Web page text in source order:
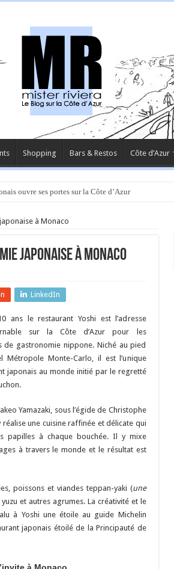
Shopping Bars & Restos Côte d’Azur
pour un voyage culinaire unique
à Monaco
japonaise à Monaco
LinkedIn
ans le restaurant Yoshi est l’adresse
sur la Côte d’Azur pour les
de gastronomie nippone. Niché au pied
Métropole Monte-Carlo, il est l’unique
japonais au monde initié par le regretté
Yamazaki, sous l’égide de Christophe
réalise une cuisine raffinée et délicate qui
papilles à chaque bouchée. Il y mixe
à travers le monde et le résultat est
poissons et viandes teppan-yaki (une
et autres agrumes. La créativité et le
à Yoshi une étoile au guide Michelin
japonais étoilé de la Principauté de